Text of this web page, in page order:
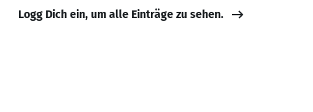
Logg Dich ein, um alle Einträge zu sehen.